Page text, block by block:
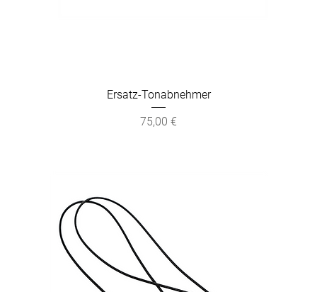
Ersatz-Tonabnehmer
Preis
75,00 €